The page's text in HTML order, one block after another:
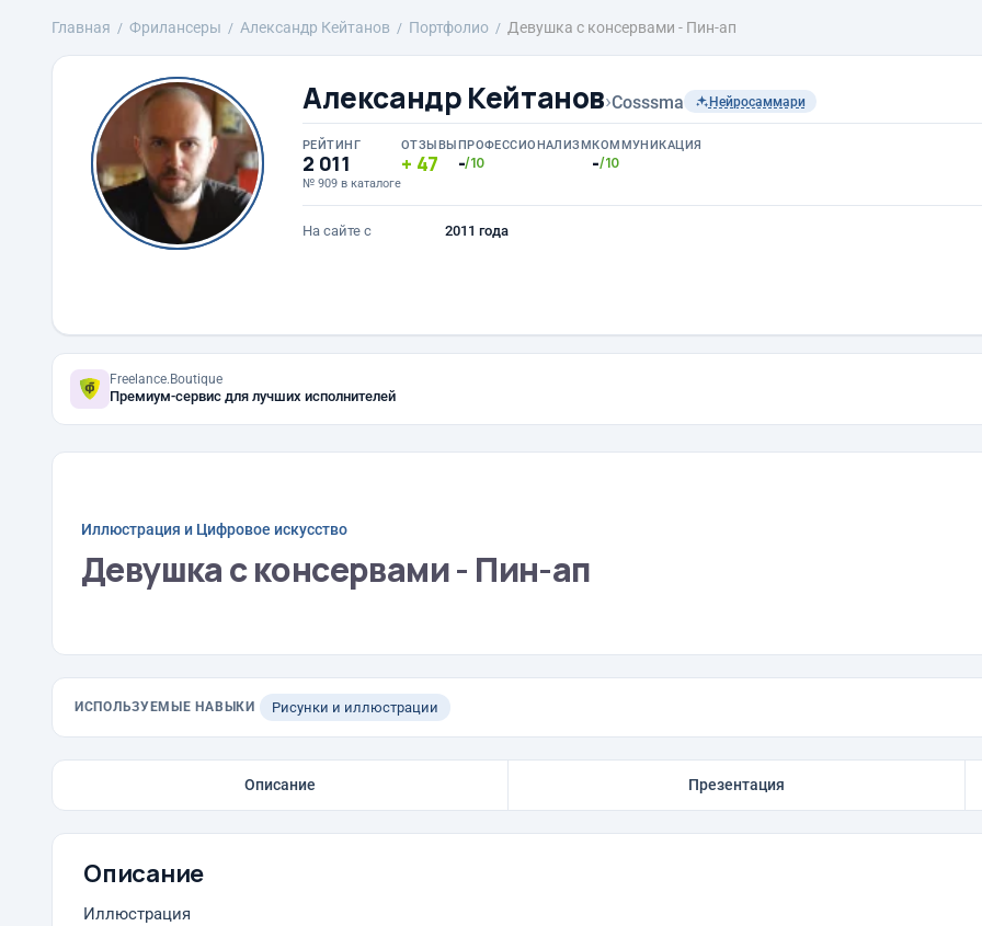
Главная Фрилансеры Александр Кейтанов Портфолио Девушка с консервами - Пин-ап
Александр Кейтанов›Cosssma Нейросаммари
РЕЙТИНГ
2 011
№ 909 в каталоге
ОТЗЫВЫ
47
ПРОФЕССИОНАЛИЗМ
-/10
КОММУНИКАЦИЯ
-/10
На сайте с 2011 года
Freelance.Boutique
Премиум-сервис для лучших исполнителей
Иллюстрация и Цифровое искусство
Девушка с консервами - Пин-ап
ИСПОЛЬЗУЕМЫЕ НАВЫКИ Рисунки и иллюстрации
Описание Презентация
Описание
Иллюстрация